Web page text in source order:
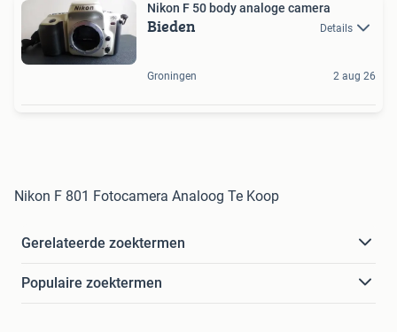
Nikon F 50 body analoge camera
Bieden Details
Groningen 2 aug 26
Nikon F 801 Fotocamera Analoog Te Koop
Gerelateerde zoektermen
Populaire zoektermen